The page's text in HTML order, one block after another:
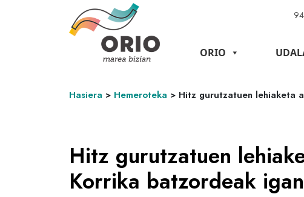
ORIO
Hasiera > Hemeroteka > Hitz gurutzatuen lehiaketa
Hitz gurutzatuen
Korrika batzordeak